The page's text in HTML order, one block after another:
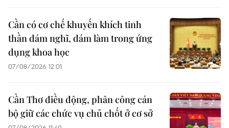
Cần có cơ chế khuyến khích tinh
thần dám nghĩ, dám làm trong ứng
dụng khoa học
07/08/2026 12:01
Cần Thơ điều động, phân công cán
bộ giữ các chức vụ chủ chốt ở cơ sở